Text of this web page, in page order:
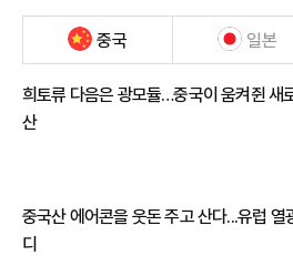
중국 일본
희토류 다음은 광모듈…중국이 움켜쥔 새
산
중국산 에어콘을 웃돈 주고 산다...유럽 열
디